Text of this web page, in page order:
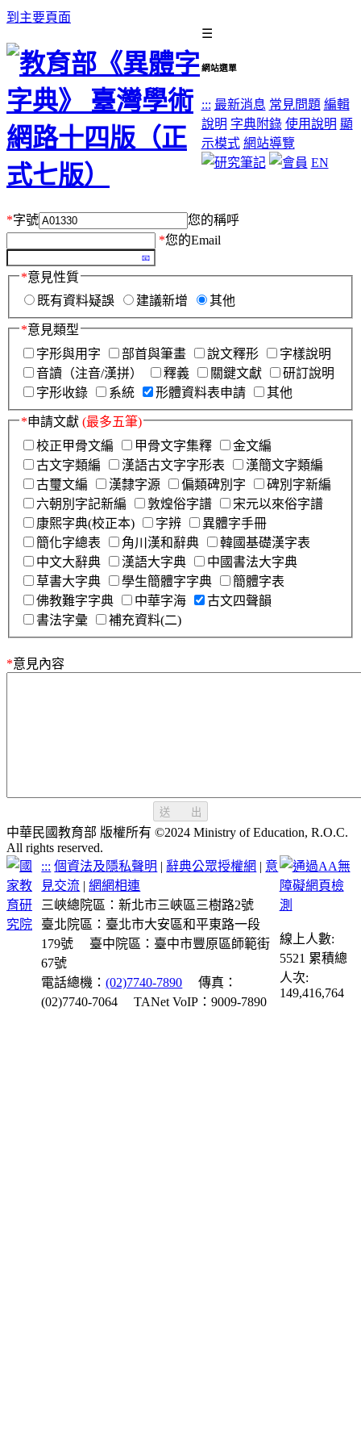
到主要頁面
☰
網站選單
::: 最新消息 常見問題 編輯
說明 字典附錄 使用說明 顯
示模式 網站導覽
EN
*字號
您的稱呼
*您的Email
*意見性質
既有資料疑誤
建議新增 其他
*意見類型
字形與用字
部首與筆畫 說文釋形
字樣說明
音讀（注音/漢拼）
釋義 關鍵文獻
研訂說明
字形收錄
系統 形體資料表申請 其他
*申請文獻 (最多五筆)
校正甲骨文編
甲骨文字集釋
金文編
古文字類編
漢語古文字字形表
漢簡文字類編
古璽文編
漢隸字源 偏類碑別字
碑別字新編
六朝別字記新編
敦煌俗字譜
宋元以來俗字譜
康熙字典(校正本)
字辨
異體字手冊
簡化字總表
角川漢和辭典
韓國基礎漢字表
中文大辭典
漢語大字典
中國書法大字典
草書大字典
學生簡體字字典
簡體字表
佛教難字字典
中華字海
古文四聲韻
書法字彙
補充資料(二)
*意見內容
送 出
中華民國教育部 版權所有 ©2024 Ministry of Education, R.O.C.
All rights reserved.
::: 個資法及隱私聲明 | 辭典公眾授權網 | 意
見交流 |網網相連
三峽總院區：新北市三峽區三樹路2號
臺北院區：臺北市大安區和平東路一段
179號
臺中院區：臺中市豐原區師範街
67號
電話總機：(02)7740-7890
傳真：
(02)7740-7064
TANet VoIP：9009-7890
線上人數:
5521 累積總
人次:
149,416,764